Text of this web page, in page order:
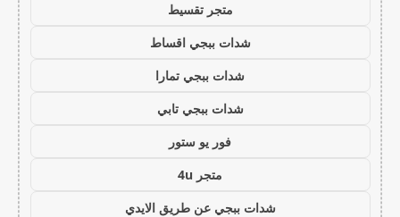
متجر تقسيط
شدات ببجي اقساط
شدات ببجي تمارا
شدات ببجي تابي
فور يو ستور
متجر 4u
شدات ببجي عن طريق الايدي